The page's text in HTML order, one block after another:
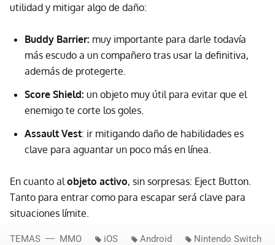
utilidad y mitigar algo de daño:
Buddy Barrier: muy importante para darle todavía
más escudo a un compañero tras usar la definitiva,
además de protegerte.
Score Shield: un objeto muy útil para evitar que el
enemigo te corte los goles.
Assault Vest: ir mitigando daño de habilidades es
clave para aguantar un poco más en línea.
En cuanto al objeto activo, sin sorpresas: Eject Button.
Tanto para entrar como para escapar será clave para
situaciones límite.
TEMAS MMO iOS Android Nintendo Switch